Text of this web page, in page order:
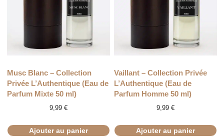
Musc Blanc – Collection
Privée L’Authentique (Eau de
Parfum Mixte 50 ml)
9,99 €
Ajouter au panier
Vaillant – Collection Privée
L’Authentique (Eau de
Parfum Homme 50 ml)
9,99€
Ajouter au panier